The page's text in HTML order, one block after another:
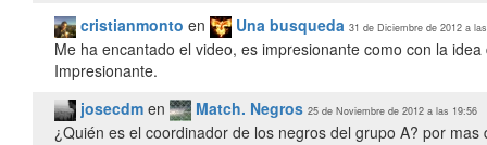
cristianmonto en Una busqueda 31 de Diciembre de 2012 a
Me ha encantado el video, es impresionante como con la
Impresionante.
josecdm en Match. Negros 25 de Noviembre de 2012 a las 19:56
¿Quién es el coordinador de los negros del grupo A? por